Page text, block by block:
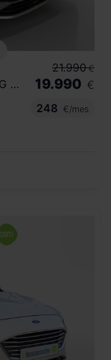
SPORT 2.0 TDI 110KW (150CV) DSG VARIANT
21.990 €
19.990 €
248
€/mes